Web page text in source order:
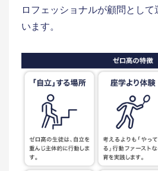
ロフェッショナルが顧問とし
います。